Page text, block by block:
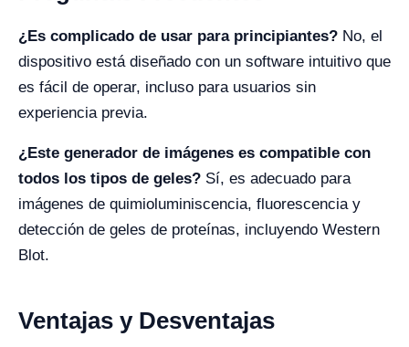
¿Es complicado de usar para principiantes? No, el
dispositivo está diseñado con un software intuitivo que
es fácil de operar, incluso para usuarios sin
experiencia previa.
¿Este generador de imágenes es compatible con
todos los tipos de geles? Sí, es adecuado para
imágenes de quimioluminiscencia, fluorescencia y
detección de geles de proteínas, incluyendo Western
Blot.
Ventajas y Desventajas